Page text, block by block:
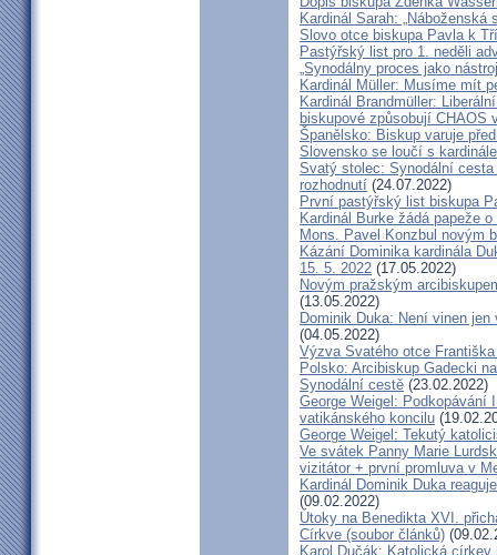
Kardinál Sarah: „Náboženská
Slovo otce biskupa Pavla k
Pastýřský list pro 1. neděli
„Synodálny proces jako
Kardinál Müller: Musíme mít
Kardinál Brandmüller:
biskupové způsobují CHAOS
Španělsko: Biskup varuje
Slovensko se loučí s
Svatý stolec: Synodální
rozhodnutí (24.07.2022)
První pastýřský list biskupa
Kardinál Burke žádá papeže
Mons. Pavel Konzbul novým
Kázání Dominika kardinála
15. 5. 2022 (17.05.2022)
Novým pražským
(13.05.2022)
Dominik Duka: Není vinen
(04.05.2022)
Výzva Svatého otce
Polsko: Arcibiskup Gadecki
Synodální cestě (23.02.2022)
George Weigel: Podkopávání
vatikánského koncilu
George Weigel: Tekutý
Ve svátek Panny Marie
vizitátor + první promluva v
Kardinál Dominik Duka
(09.02.2022)
Útoky na Benedikta XVI.
Církve (soubor článků)
Karol Dučák: Katolická církev